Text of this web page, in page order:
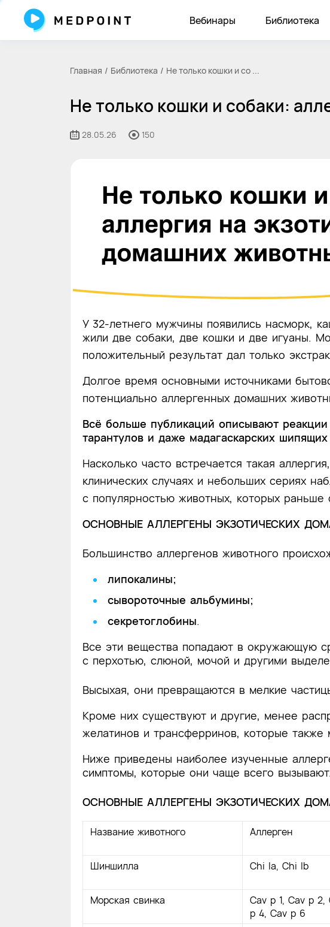
Вебинары Библиотека
Главная Библиотека Не только кошки и со ...
Не только кошки и собаки:
28.05.26 150
У 32-летнего мужчины появились насморк,
жили две собаки, две кошки и две игуаны.
положительный результат дал только
Долгое время основными источниками
потенциально аллергенных домашних
Всё больше публикаций описывают
тарантулов и даже мадагаскарских шипящих
Насколько часто встречается такая
клинических случаях и небольших сериях
с популярностью животных, которых раньше
ОСНОВНЫЕ АЛЛЕРГЕНЫ ЭКЗОТИЧЕСКИХ
Большинство аллергенов животного
липокалины;
сывороточные альбумины;
секретоглобины.
Все эти вещества попадают в окружающую
с перхотью, слюной, мочой и другими
Высыхая, они превращаются в мелкие
Кроме них существуют и другие, менее
желатинов и трансферринов, которые
Ниже приведены наиболее изученные
симптомы, которые они чаще всего вызывают.
ОСНОВНЫЕ АЛЛЕРГЕНЫ ЭКЗОТИЧЕСКИХ
Название животного Аллерген
Шиншилла
Chi la, Chi lb
Морская свинка
Cav p 1, Cav p 2,
p 4, Cav p 6